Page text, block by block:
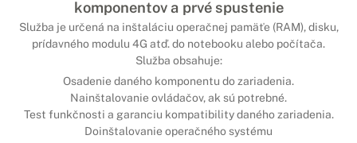
komponentov a prvé spustenie
Služba je určená na inštaláciu operačnej pamäťe (RAM), disku,
prídavného modulu 4G atď. do notebooku alebo počítača.
Služba obsahuje:
Osadenie daného komponentu do zariadenia.
Nainštalovanie ovládačov, ak sú potrebné.
Test funkčnosti a garanciu kompatibility daného zariadenia.
Doinštalovanie operačného systému